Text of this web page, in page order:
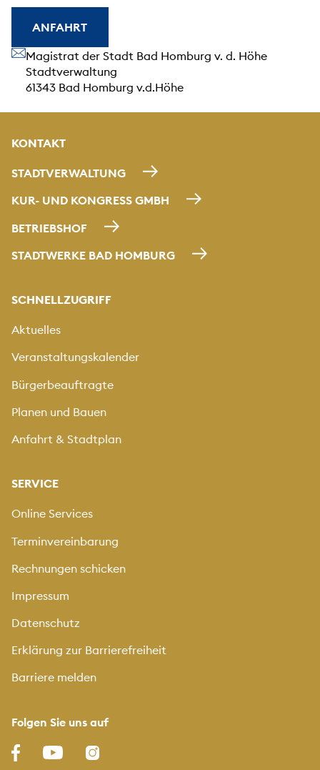
ANFAHRT
Unsere Anschrift
Magistrat der Stadt Bad Homburg v. d. Höhe
Stadtverwaltung
61343 Bad Homburg v.d.Höhe
KONTAKT
STADTVERWALTUNG
KUR- UND KONGRESS GMBH
BETRIEBSHOF
STADTWERKE BAD HOMBURG
SCHNELLZUGRIFF
Aktuelles
Veranstaltungskalender
Bürgerbeauftragte
Planen und Bauen
Anfahrt & Stadtplan
SERVICE
Online Services
Terminvereinbarung
Rechnungen schicken
Impressum
Datenschutz
Erklärung zur Barrierefreiheit
Barriere melden
Folgen Sie uns auf